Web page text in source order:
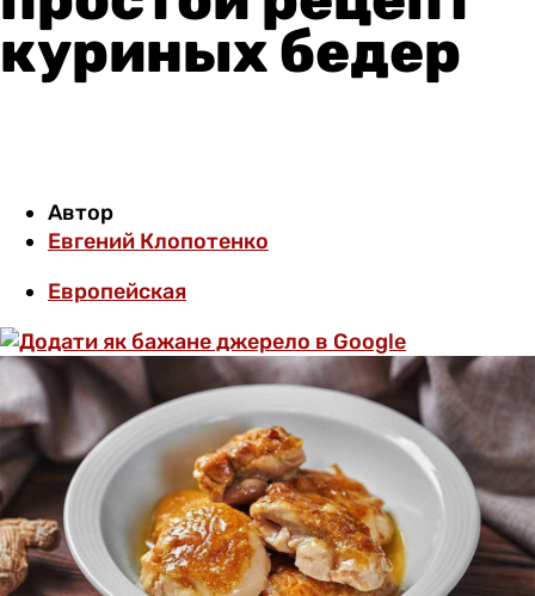
куриных бедер
Автор
Евгений Клопотенко
Европейская